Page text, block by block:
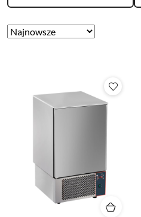
Zastosowano
Sortuj